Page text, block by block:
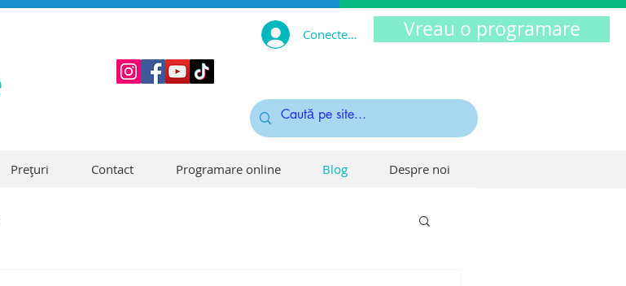
Vreau o programare
Conectează-te
Prețuri Contact Programare online Blog Despre noi